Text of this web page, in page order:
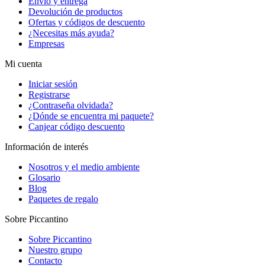
Devolución de productos
Ofertas y códigos de descuento
¿Necesitas más ayuda?
Empresas
Mi cuenta
Iniciar sesión
Registrarse
¿Contraseña olvidada?
¿Dónde se encuentra mi paquete?
Canjear código descuento
Información de interés
Nosotros y el medio ambiente
Glosario
Blog
Paquetes de regalo
Sobre Piccantino
Sobre Piccantino
Nuestro grupo
Contacto